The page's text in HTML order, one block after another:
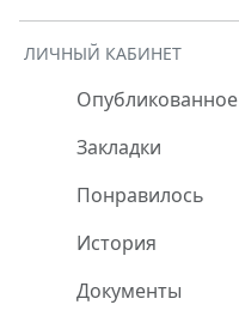
ЛИЧНЫЙ КАБИНЕТ
Опубликованное
Закладки
Понравилось
История
Документы